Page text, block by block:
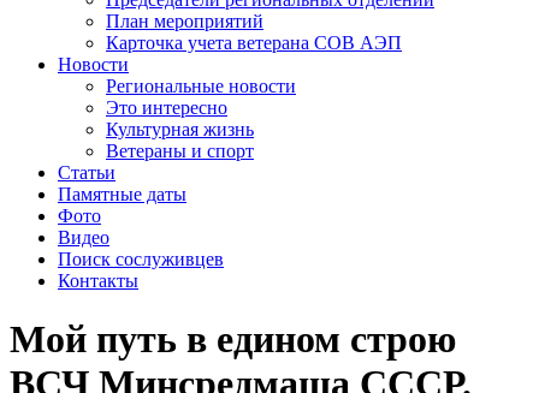
План мероприятий
Карточка учета ветерана CОВ АЭП
Новости
Региональные новости
Это интересно
Культурная жизнь
Ветераны и спорт
Статьи
Памятные даты
Фото
Видео
Поиск сослуживцев
Контакты
Мой путь в едином строю
ВСЧ Минсредмаша СССР.